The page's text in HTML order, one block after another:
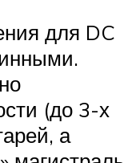
для DC
(до 3-х
а